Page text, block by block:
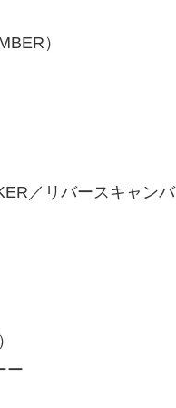
）
／リバースキャン
ー